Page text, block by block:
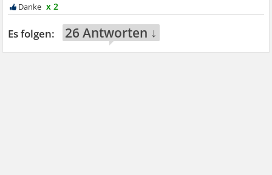
x 2
26 Antworten ↓